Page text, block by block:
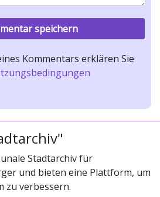
Kommentars erklären Sie
Stadtarchiv für
und bieten eine Plattform, um
zu verbessern.